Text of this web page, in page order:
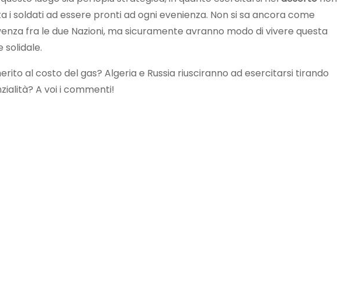
i soldati ad essere pronti ad ogni evenienza. Non si sa ancora come
fra le due Nazioni, ma sicuramente avranno modo di vivere questa
solidale.
al costo del gas? Algeria e Russia riusciranno ad esercitarsi tirando
A voi i commenti!